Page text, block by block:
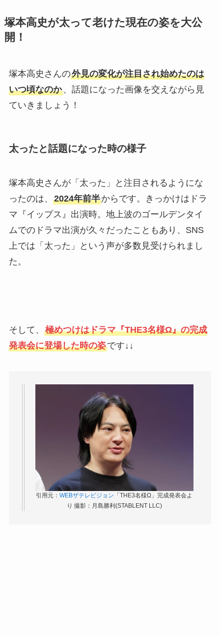
塚本高史が太って老けた現在の姿を大公
開！
塚本高史さんの外見の変化が注目され始めたのは
いつ頃なのか、話題になった画像を交えながら見
ていきましょう！
太ったと話題になった時の様子
塚本高史さんが「太った」と注目されるようにな
ったのは、 2024年前半からです。きっかけはドラ
マ『イップス』出演時。地上波のゴールデンタイ
ムでのドラマ出演が久々だったこともあり、SNS
上では「太った」という声が多数見受けられまし
た。
そして、 極めつけはドラマ『THE3名様Ω』の完成
発表会に登場した時の姿です↓↓
引用元：WEBザテレビジョン 「THE3名様Ω」完成発表会よ
り 撮影：月島勝利(STABLENT LLC)